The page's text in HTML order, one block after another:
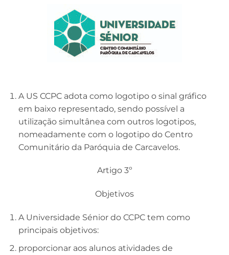
A US CCPC adota como logotipo o sinal gráfico
em baixo representado, sendo possível a
utilização simultânea com outros logotipos,
nomeadamente com o logotipo do Centro
Comunitário da Paróquia de Carcavelos.
Artigo 3º
Objetivos
A Universidade Sénior do CCPC tem como
principais objetivos:
proporcionar aos alunos atividades de